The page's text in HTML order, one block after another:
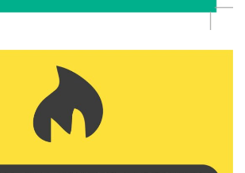
297
170
выставка художника
о героях СВО проходит в РГБ